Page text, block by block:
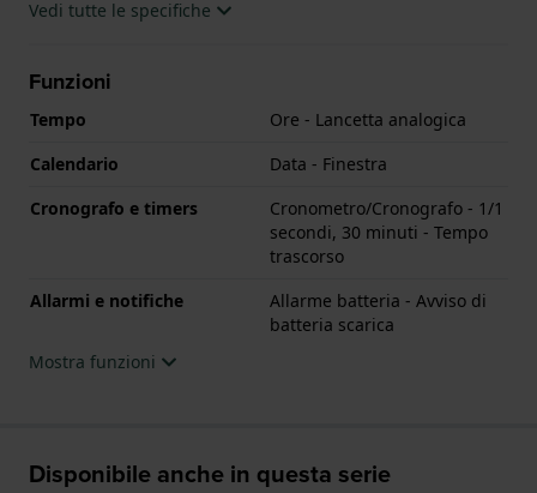
Vedi tutte le specifiche
Funzioni
Tempo
Ore - Lancetta analogica
Calendario
Data - Finestra
Cronografo e timers
Cronometro/Cronografo - 1/1
secondi, 30 minuti - Tempo
trascorso
Allarmi e notifiche
Allarme batteria - Avviso di
batteria scarica
Mostra funzioni
Disponibile anche in questa serie